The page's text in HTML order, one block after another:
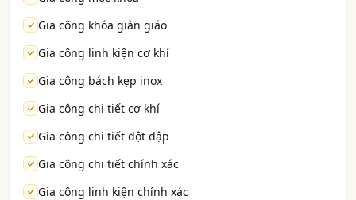
Gia công khóa giàn giáo
Gia công linh kiện cơ khí
Gia công bách kẹp inox
Gia công chi tiết cơ khí
Gia công chi tiết đột dập
Gia công chi tiết chính xác
Gia công linh kiện chính xác